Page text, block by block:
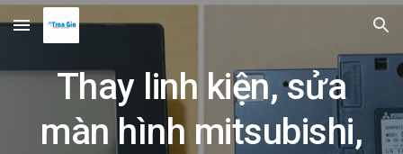
Skip to main content Skip to navigation
Thay linh kiện, sửa
màn hình mitsubishi,